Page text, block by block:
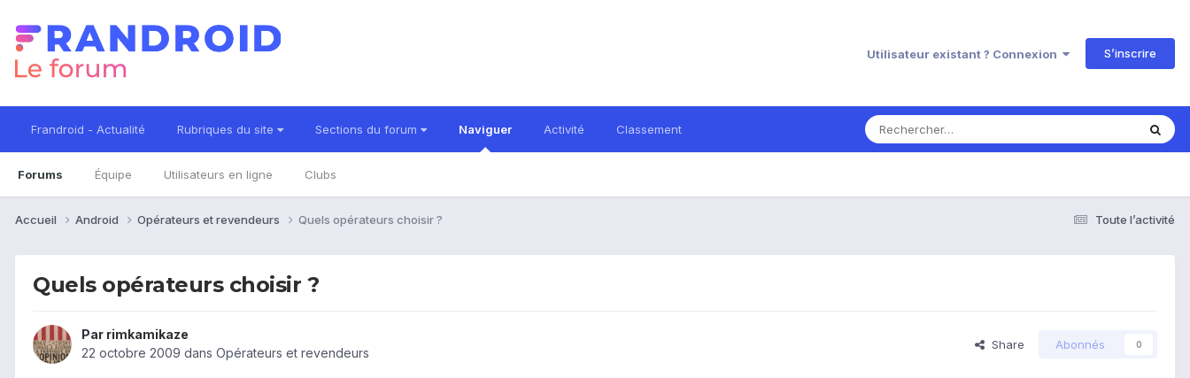
Utilisateur existant ? Connexion S’inscrire
Frandroid - Actualité Rubriques du site Sections du forum Naviguer
Forums Équipe Utilisateurs en ligne Clubs
Activité Classement
Toute l’activité
Accueil Android Opérateurs et revendeurs Quels opérateurs choisir ?
Quels opérateurs choisir ?
Par rimkamikaze
22 octobre 2009 dans Opérateurs et revendeurs
Share Abonnés 0